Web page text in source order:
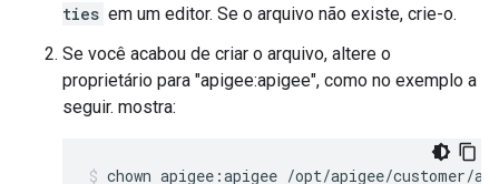
ties em um editor. Se o arquivo não existe, crie-o.
Se você acabou de criar o arquivo, altere o
proprietário para "apigee:apigee", como no exemplo a
seguir. mostra:
chown apigee:apigee /opt/apigee/customer/